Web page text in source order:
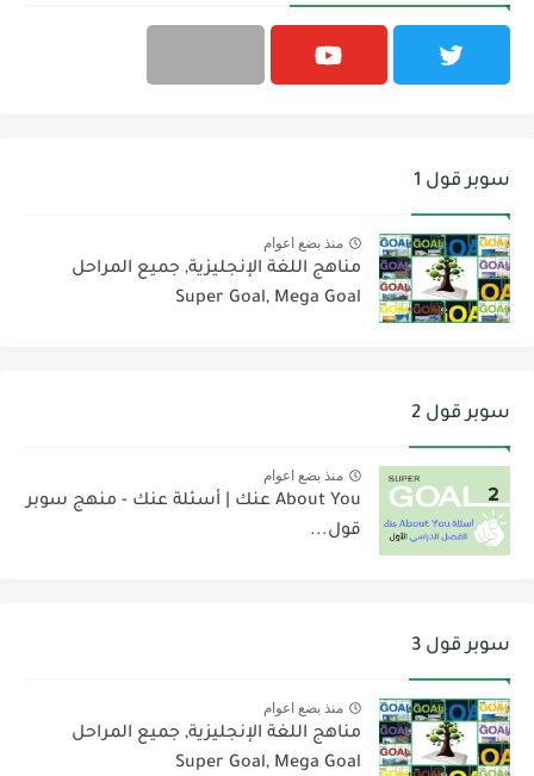
سوبر قول 1
منذ بضع اعوام
مناهج اللغة الإنجليزية, جميع المراحل
Super Goal, Mega Goal
سوبر قول 2
منذ بضع اعوام
About You عنك | أسئلة عنك - منهج سوبر
قول...
سوبر قول 3
منذ بضع اعوام
مناهج اللغة الإنجليزية, جميع المراحل
Super Goal, Mega Goal